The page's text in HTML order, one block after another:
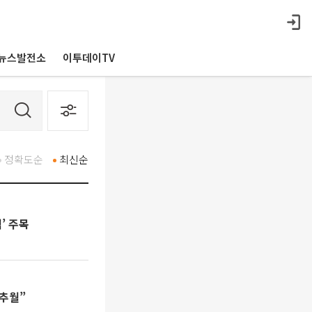
스발전소 이투데이TV
최신순
정확도순
주목
월”